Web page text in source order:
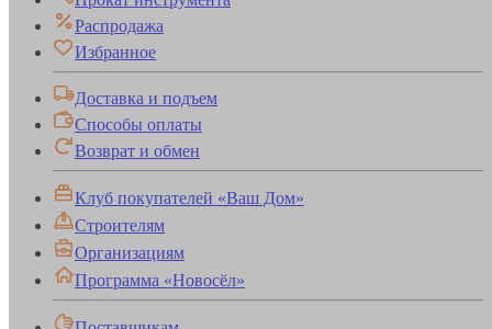
Распродажа
Избранное
Доставка и подъем
Способы оплаты
Возврат и обмен
Клуб покупателей «Ваш Дом»
Строителям
Организациям
Программа «Новосёл»